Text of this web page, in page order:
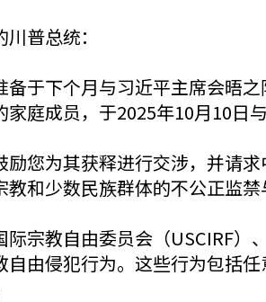
普总统：
备于下个月与习近平主席会晤
家庭成员，于2025年10月10日
励您为其获释进行交涉，并请
教和少数民族群体的不公正监禁
际宗教自由委员会（USCIRF
自由侵犯行为。这些行为包括